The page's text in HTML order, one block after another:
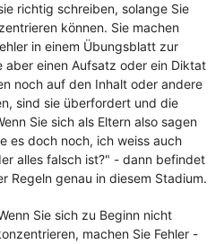
richtig schreiben, solange Sie
können. Sie machen
in einem Übungsblatt zur
aber einen Aufsatz oder ein Diktat
noch auf den Inhalt oder andere
sind sie überfordert und die
Sie sich als Eltern also sagen
es doch noch, ich weiss auch
alles falsch ist?" - dann befindet
Regeln genau in diesem Stadium.
Sie sich zu Beginn nicht
machen Sie Fehler -